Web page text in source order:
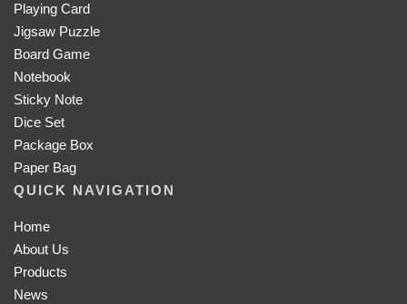
Playing Card
Jigsaw Puzzle
Board Game
Notebook
Sticky Note
Dice Set
Package Box
Paper Bag
QUICK NAVIGATION
Home
About Us
Products
News